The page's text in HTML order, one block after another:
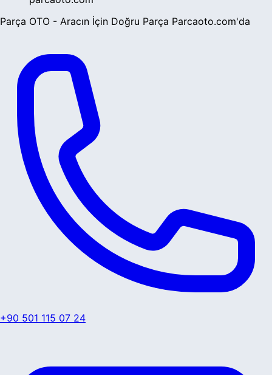
Parça OTO - Aracın İçin Doğru Parça Parcaoto.com'da
+90 501 115 07 24